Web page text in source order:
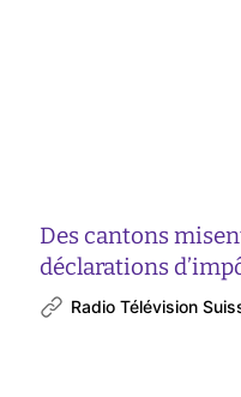
Des cantons
déclarations
Radio Télévision